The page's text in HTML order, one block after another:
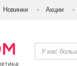
Новинки Акции